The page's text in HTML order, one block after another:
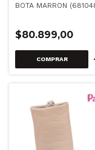
BOTA MARRON
$80.899,00
COMPRAR